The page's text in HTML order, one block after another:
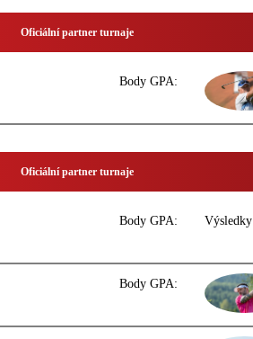
Oficiální partner turnaje
Body GPA:
Oficiální partner turnaje
Body GPA: Výsledky
Body GPA: